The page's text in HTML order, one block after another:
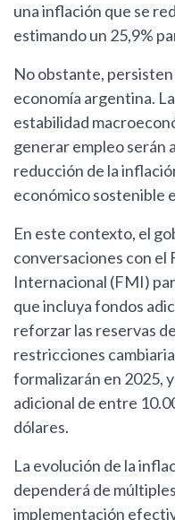
una inflación que se
estimando un 25,9%
No obstante,
economía argentina.
estabilidad
generar empleo serán
reducción de la
económico sostenible
En este contexto, el
conversaciones con
Internacional (FMI)
que incluya fondos
reforzar las reservas
restricciones
formalizarán en 2025,
adicional de entre
dólares.
La evolución de la
dependerá de
implementación